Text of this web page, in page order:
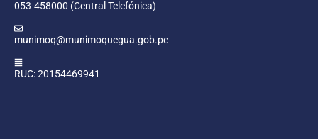
053-458000 (Central Telefónica)
munimoq@munimoquegua.gob.pe
RUC: 20154469941